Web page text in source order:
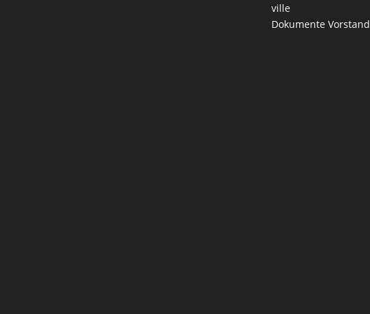
ville
Dokumente Vorstand